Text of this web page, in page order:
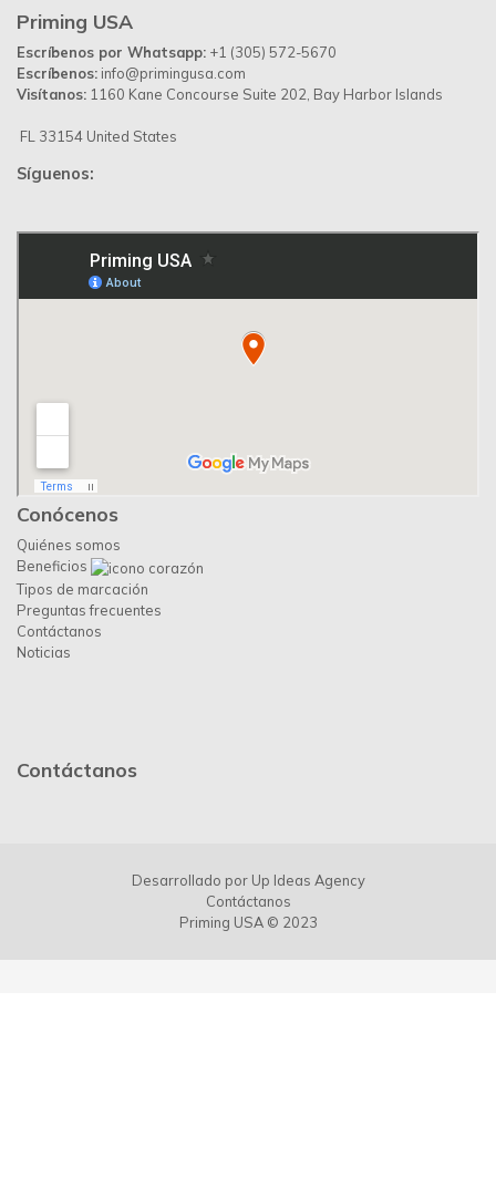
Priming USA
Escríbenos por Whatsapp: +1 (305) 572-5670
Escríbenos: info@primingusa.com
Visítanos: 1160 Kane Concourse Suite 202, Bay Harbor Islands
FL 33154 United States
Síguenos:
Conócenos
Quiénes somos
Beneficios
Tipos de marcación
Preguntas frecuentes
Contáctanos
Noticias
Contáctanos
Desarrollado por Up Ideas Agency
Contáctanos
Priming USA © 2023